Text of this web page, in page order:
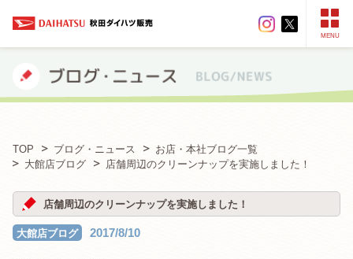
MENU
TOP ブログ・ニュース
お店・本社ブログ一覧
大館店ブログ
店舗周辺のクリーンナップを実施しました！
店舗周辺のクリーンナップを実施しました！
大館店ブログ 2017/8/10